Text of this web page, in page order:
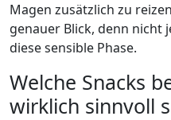
Magen zusätzlich zu
genauer Blick, denn nicht
diese sensible Phase.
Welche Snacks
wirklich sinnvoll